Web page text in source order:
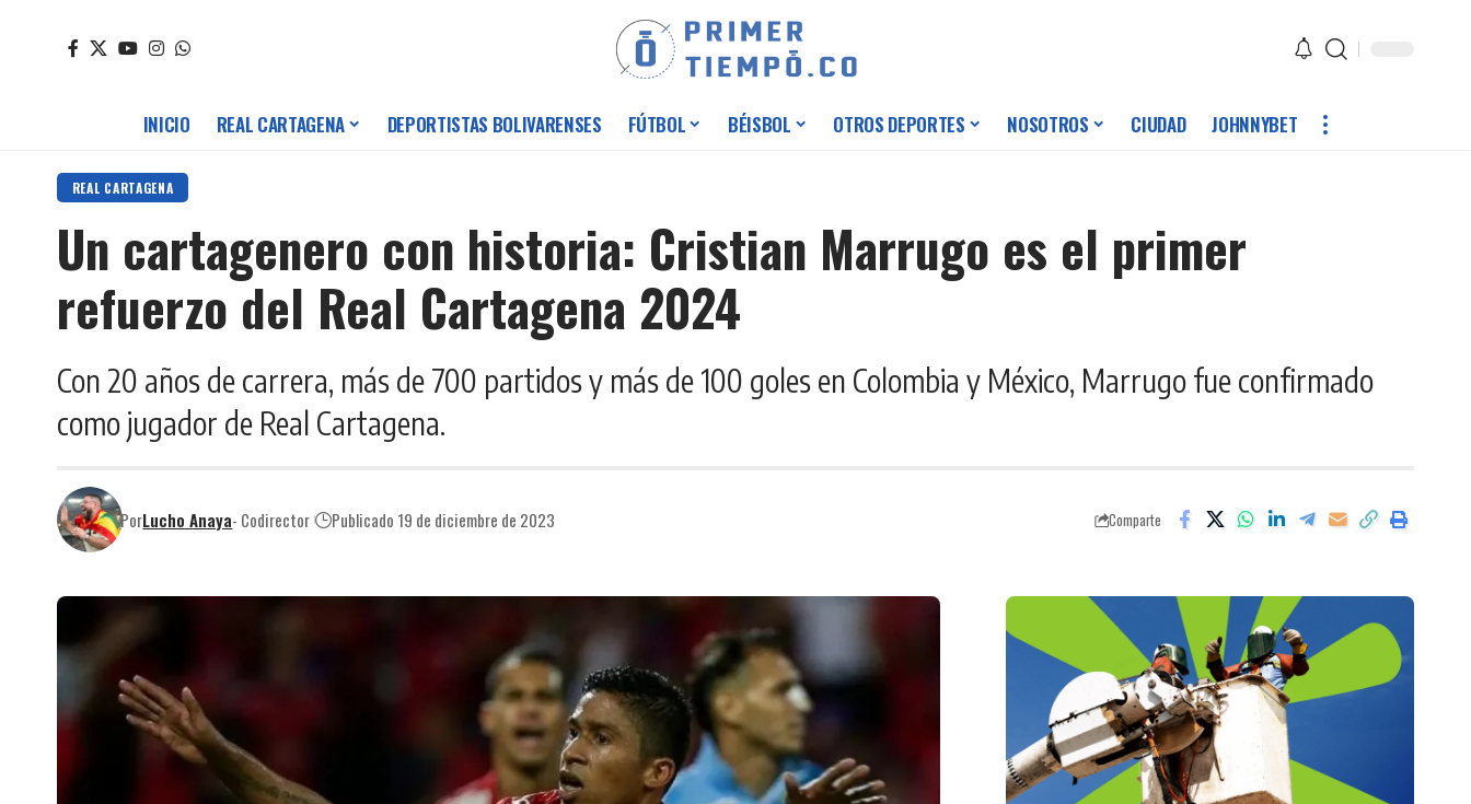
INICIO REAL CARTAGENA DEPORTISTAS BOLIVARENSES FÚTBOL BÉISBOL OTROS DEPORTES NOSOTROS CIUDAD JOHNNYBET
REAL CARTAGENA
Un cartagenero con historia: Cristian Marrugo es el primer
refuerzo del Real Cartagena 2024
Con 20 años de carrera, más de 700 partidos y más de 100 goles en Colombia y México, Marrugo fue confirmado
como jugador de Real Cartagena.
PorLucho Anaya- Codirector Publicado 19 de diciembre de 2023 Comparte